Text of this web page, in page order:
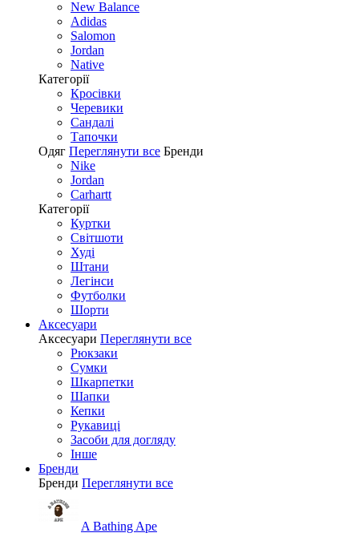
New Balance
Adidas
Salomon
Jordan
Native
Категорії
Кросівки
Черевики
Сандалі
Tапочки
Одяг Переглянути все Бренди
Nike
Jordan
Carhartt
Категорії
Куртки
Світшоти
Худі
Штани
Легінси
Футболки
Шорти
Аксесуари
Аксесуари Переглянути все
Рюкзаки
Сумки
Шкарпетки
Шапки
Кепки
Рукавиці
Засоби для догляду
Інше
Бренди
Бренди Переглянути все
A Bathing Ape